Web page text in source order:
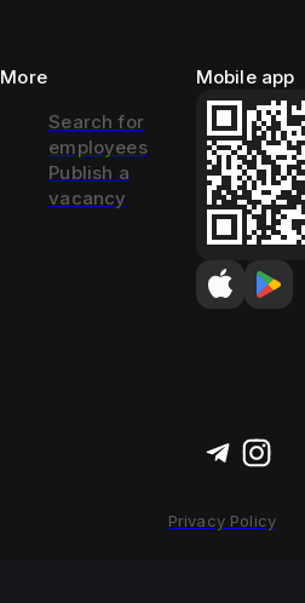
More
Search for
employees
Publish a
vacancy
Mobile app
Privacy Policy